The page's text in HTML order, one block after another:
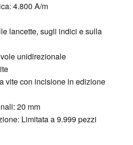
4.800 A/m
lancette, sugli indici e sulla
unidirezionale
vite con incisione in edizione
20 mm
Limitata a 9.999 pezzi